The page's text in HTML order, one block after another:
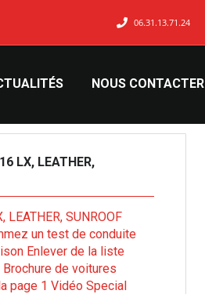
06.31.13.71.24
NOUS CONTACTER
LX, LEATHER,
SUNROOF
un test de conduite
Enlever de la liste
de voitures
page 1 Vidéo Special